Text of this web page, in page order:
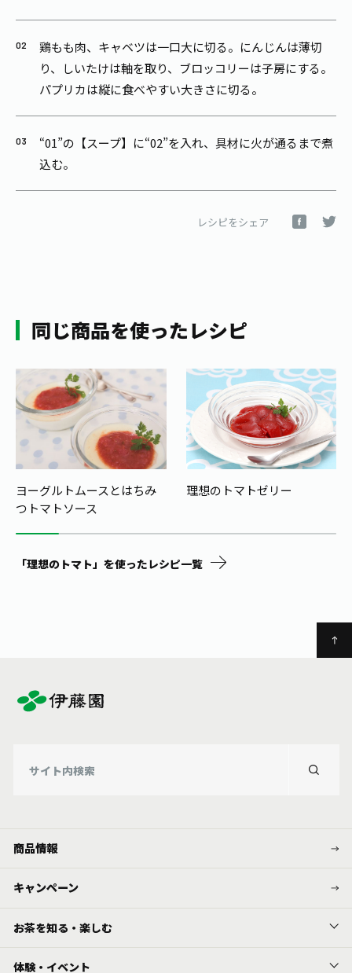
鶏もも肉、キャベツは一口大に切る。にんじんは薄切
り、しいたけは軸を取り、ブロッコリーは子房にする。
パプリカは縦に食べやすい大きさに切る。
“01”の【スープ】に“02”を入れ、具材に火が通るまで煮
込む。
レシピをシェア
同じ商品を使ったレシピ
ヨーグルトムースとはちみ
つトマトソース
理想のトマトゼリー
「理想のトマト」を使ったレシピ一覧
商品情報
キャンペーン
お茶を知る・楽しむ
体験・イベント